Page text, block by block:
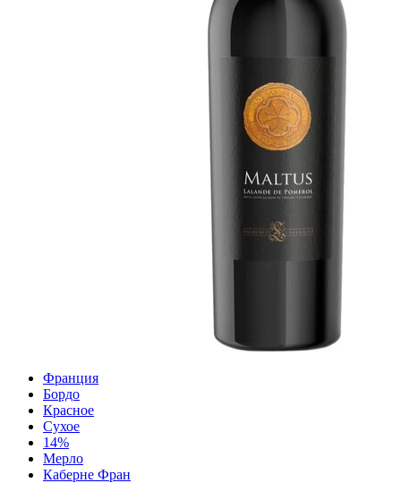
Франция
Бордо
Красное
Сухое
14%
Мерло
Каберне Фран